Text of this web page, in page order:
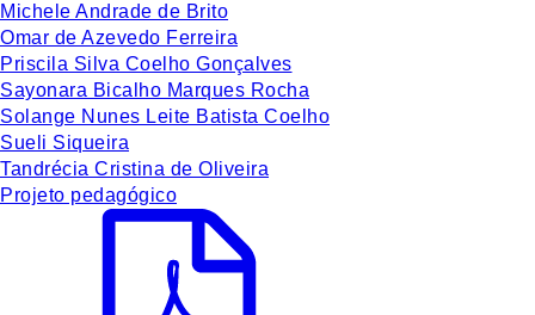
Michele Andrade de Brito
Omar de Azevedo Ferreira
Priscila Silva Coelho Gonçalves
Sayonara Bicalho Marques Rocha
Solange Nunes Leite Batista Coelho
Sueli Siqueira
Tandrécia Cristina de Oliveira
Projeto pedagógico